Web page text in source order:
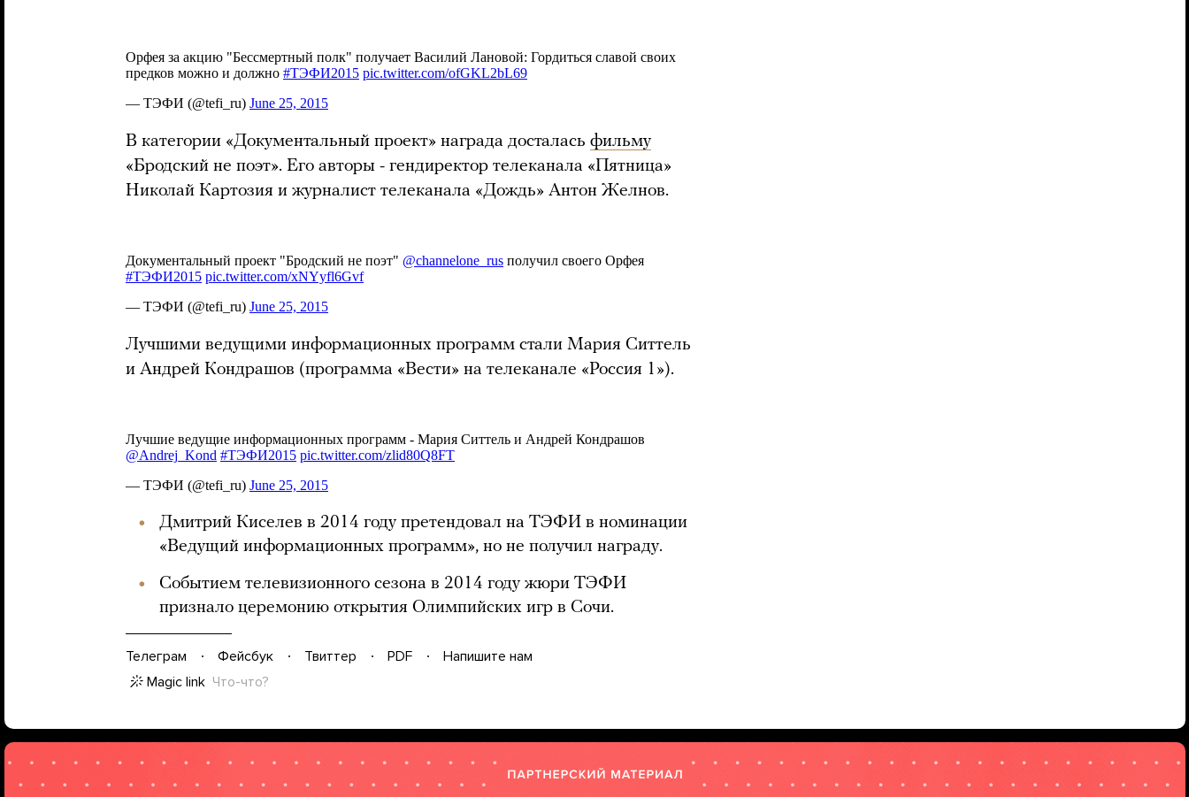
В категории «Документальный проект» награда досталась фильму
«Бродский не поэт». Его авторы - гендиректор телеканала «Пятница»
Николай Картозия и журналист телеканала «Дождь» Антон Желнов.
Лучшими ведущими информационных программ стали Мария Ситтель
и Андрей Кондрашов (программа «Вести» на телеканале «Россия 1»).
Дмитрий Киселев в 2014 году претендовал на ТЭФИ в номинации
«Ведущий информационных программ», но не получил награду.
Событием телевизионного сезона в 2014 году жюри ТЭФИ
признало церемонию открытия Олимпийских игр в Сочи.
Телеграм Фейсбук Твиттер PDF
Напишите нам
Magic link Что-что?